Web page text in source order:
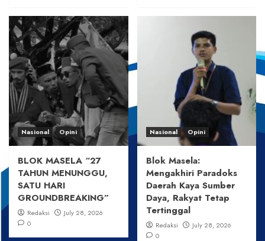
Nasional Opini
BLOK MASELA “27
TAHUN MENUNGGU,
SATU HARI
GROUNDBREAKING”
Redaksi
July 28, 2026
0
Nasional Opini
Blok Masela:
Mengakhiri Paradoks
Daerah Kaya Sumber
Daya, Rakyat Tetap
Tertinggal
Redaksi
July 28, 2026
0